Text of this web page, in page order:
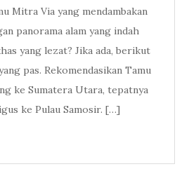
Mitra Via yang mendambakan
panorama alam yang indah
yang lezat? Jika ada, berikut
pas. Rekomendasikan Tamu
ke Sumatera Utara, tepatnya
ke Pulau Samosir. […]